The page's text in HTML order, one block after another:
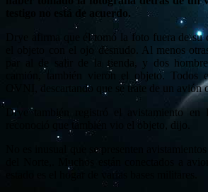
testigo no está de acuerdo.
Drye afirma que él tomó la foto fuera de su
el objeto con el ojo desnudo. Al menos
par al de salir de la tienda, y dos
camión, también vieron el objeto. Todos
OVNI, descartando que se trate de un
Drye también registró el avistamiento
reconoció que también vio el objeto, dijo.
No es inusual que se presenten
del Norte,. Muchos están conectados a
estado es el hogar de varias bases militares.